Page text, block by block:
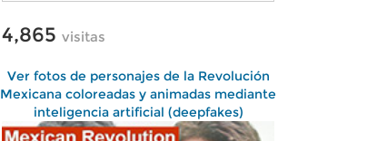
4,865 visitas
Ver fotos de personajes de la Revolución
Mexicana coloreadas y animadas mediante
inteligencia artificial (deepfakes)